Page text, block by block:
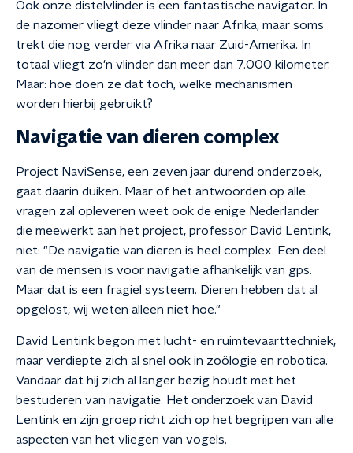
Ook onze distelvlinder is een fantastische navigator. In
de nazomer vliegt deze vlinder naar Afrika, maar soms
trekt die nog verder via Afrika naar Zuid-Amerika. In
totaal vliegt zo'n vlinder dan meer dan 7.000 kilometer.
Maar: hoe doen ze dat toch, welke mechanismen
worden hierbij gebruikt?
Navigatie van dieren complex
Project NaviSense, een zeven jaar durend onderzoek,
gaat daarin duiken. Maar of het antwoorden op alle
vragen zal opleveren weet ook de enige Nederlander
die meewerkt aan het project, professor David Lentink,
niet: "De navigatie van dieren is heel complex. Een deel
van de mensen is voor navigatie afhankelijk van gps.
Maar dat is een fragiel systeem. Dieren hebben dat al
opgelost, wij weten alleen niet hoe."
David Lentink begon met lucht- en ruimtevaarttechniek,
maar verdiepte zich al snel ook in zoölogie en robotica.
Vandaar dat hij zich al langer bezig houdt met het
bestuderen van navigatie. Het onderzoek van David
Lentink en zijn groep richt zich op het begrijpen van alle
aspecten van het vliegen van vogels.